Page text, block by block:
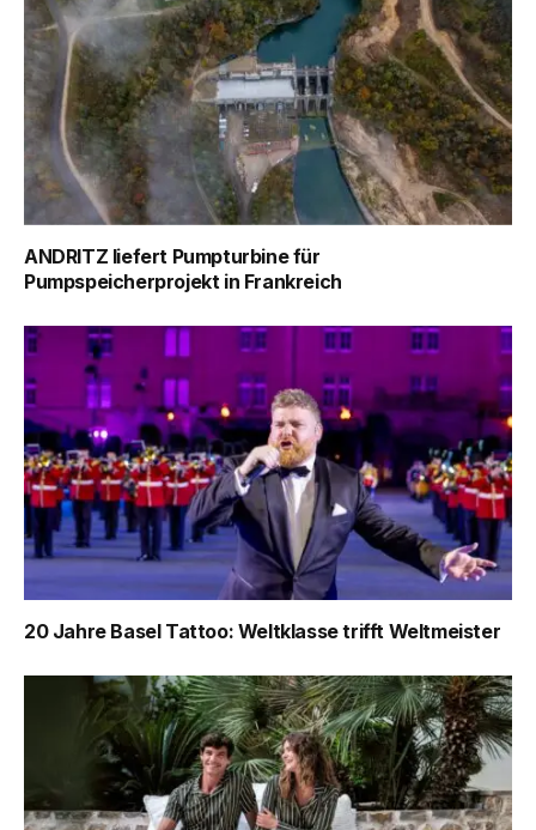
ANDRITZ liefert Pumpturbine für
Pumpspeicherprojekt in Frankreich
20 Jahre Basel Tattoo: Weltklasse trifft Weltmeister